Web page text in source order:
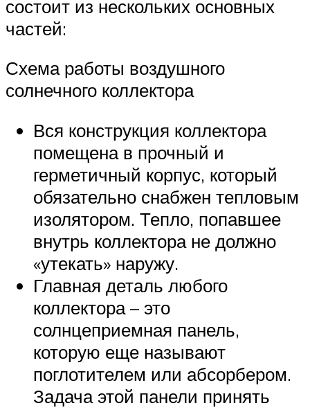
состоит из нескольких основных
частей:
Схема работы воздушного
солнечного коллектора
Вся конструкция коллектора
помещена в прочный и
герметичный корпус, который
обязательно снабжен тепловым
изолятором. Тепло, попавшее
внутрь коллектора не должно
«утекать» наружу.
Главная деталь любого
коллектора – это
солнцеприемная панель,
которую еще называют
поглотителем или абсорбером.
Задача этой панели принять